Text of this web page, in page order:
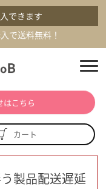
できます
で送料無料！
はこちら
カート
製品配送遅延